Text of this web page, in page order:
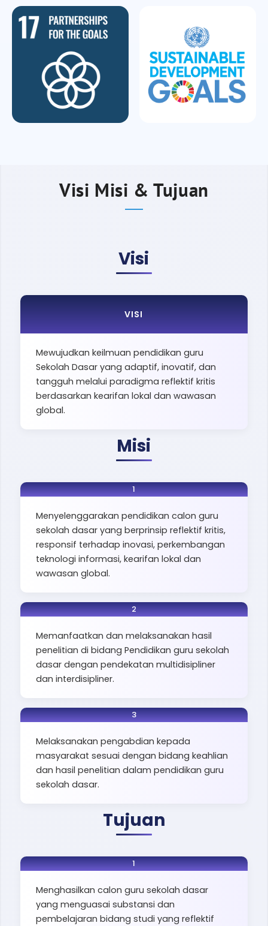
Visi Misi & Tujuan
Visi
VISI
Mewujudkan keilmuan pendidikan guru
Sekolah Dasar yang adaptif, inovatif, dan
tangguh melalui paradigma reflektif kritis
berdasarkan kearifan lokal dan wawasan
global.
Misi
1
Menyelenggarakan pendidikan calon guru
sekolah dasar yang berprinsip reflektif kritis,
responsif terhadap inovasi, perkembangan
teknologi informasi, kearifan lokal dan
wawasan global.
2
Memanfaatkan dan melaksanakan hasil
penelitian di bidang Pendidikan guru sekolah
dasar dengan pendekatan multidisipliner
dan interdisipliner.
3
Melaksanakan pengabdian kepada
masyarakat sesuai dengan bidang keahlian
dan hasil penelitian dalam pendidikan guru
sekolah dasar.
Tujuan
1
Menghasilkan calon guru sekolah dasar
yang menguasai substansi dan
pembelajaran bidang studi yang reflektif